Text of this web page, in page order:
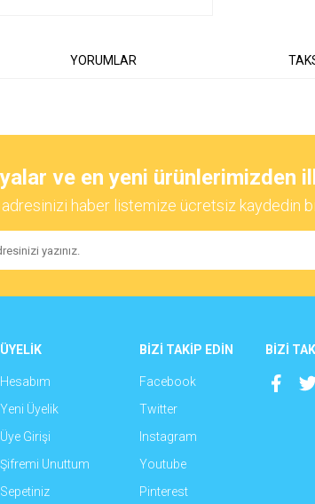
YORUMLAR
Yorum Yaz
ve en yeni ürünlerimizden
haber listemize ücretsiz kaydedin
ÜYELİK
Hesabım
Yeni Üyelik
Üye Girişi
Şifremi Unuttum
Sepetiniz
BİZİ TAKİP EDİN
Facebook
Twitter
Instagram
Youtube
Pinterest
BİZİ